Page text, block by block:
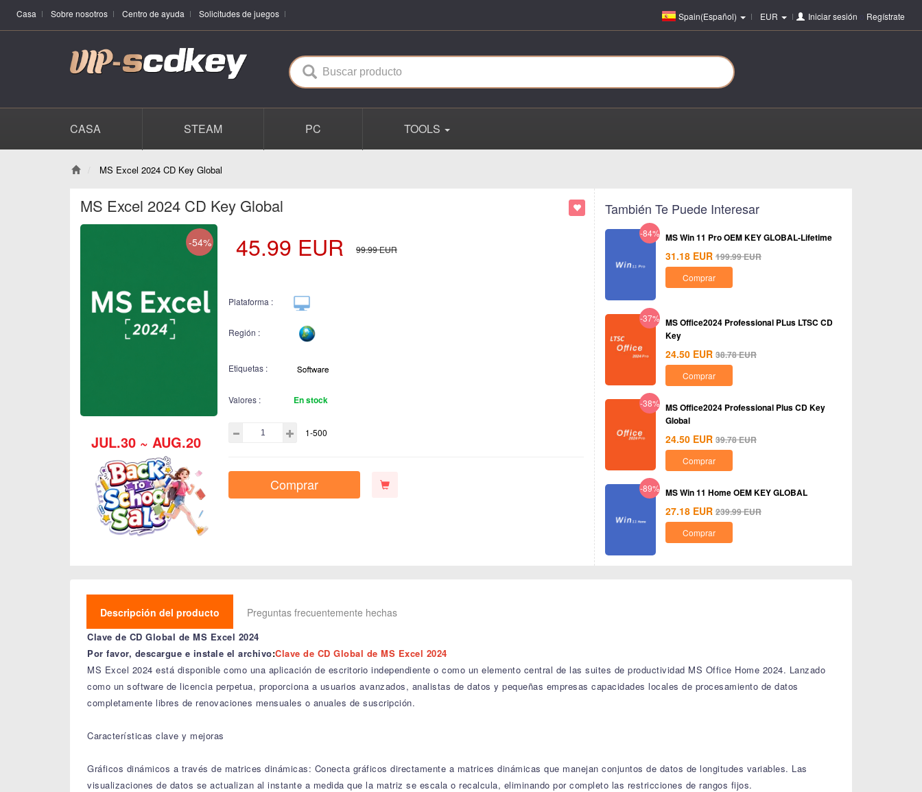
Casa Sobre nosotros Centro de ayuda Solicitudes de juegos Spain(Español) EUR Iniciar sesión o Regístrate
CASA STEAM PC TOOLS
MS Excel 2024 CD Key Global
MS Excel 2024 CD Key Global
-54%
JUL.30 ~ AUG.20
45.99 EUR 99.99EUR
Plataforma :
Región :
Etiquetas :
Valores : En stock
1-500
Comprar
También Te Puede Interesar
-84% MS Win 11 Pro OEM KEY GLOBAL-Lifetime
31.18 EUR 199.99EUR
Comprar
-37% MS Office2024 Professional PLus LTSC CD
Key
24.50 EUR 38.78EUR
Comprar
-38% MS Office2024 Professional Plus CD Key
Global
24.50 EUR 39.78EUR
Comprar
-89% MS Win 11 Home OEM KEY GLOBAL
27.18 EUR 239.99EUR
Comprar
Descripción del producto Preguntas frecuentemente hechas
Clave de CD Global de MS Excel 2024
Por favor, descargue e instale el archivo:Clave de CD Global de MS Excel 2024
MS Excel 2024 está disponible como una aplicación de escritorio independiente o como un elemento central de las suites de productividad MS Office Home 2024. Lanzado
como un software de licencia perpetua, proporciona a usuarios avanzados, analistas de datos y pequeñas empresas capacidades locales de procesamiento de datos
completamente libres de renovaciones mensuales o anuales de suscripción.
Características clave y mejoras
Gráficos dinámicos a través de matrices dinámicas: Conecta gráficos directamente a matrices dinámicas que manejan conjuntos de datos de longitudes variables. Las
visualizaciones de datos se actualizan al instante a medida que la matriz se escala o recalcula, eliminando por completo las restricciones de rangos fijos.